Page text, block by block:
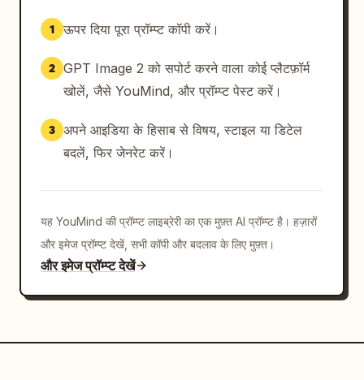
1 ऊपर दिया पूरा प्रॉम्प्ट कॉपी करें।
2 GPT Image 2 को सपोर्ट करने वाला कोई प्लैटफ़ॉर्म
खोलें, जैसे YouMind, और प्रॉम्प्ट पेस्ट करें।
3 अपने आइडिया के हिसाब से विषय, स्टाइल या डिटेल
बदलें, फिर जेनरेट करें।
यह YouMind की प्रॉम्प्ट लाइब्रेरी का एक मुफ़्त AI प्रॉम्प्ट है। हज़ारों
और इमेज प्रॉम्प्ट देखें, सभी कॉपी और बदलाव के लिए मुफ़्त।
और इमेज प्रॉम्प्ट देखें